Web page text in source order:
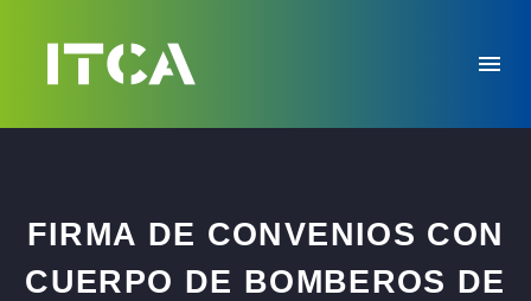
FIRMA DE CONVENIOS CON
CUERPO DE BOMBEROS DE